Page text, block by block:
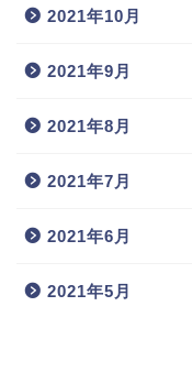
2021年10月
2021年9月
2021年8月
2021年7月
2021年6月
2021年5月